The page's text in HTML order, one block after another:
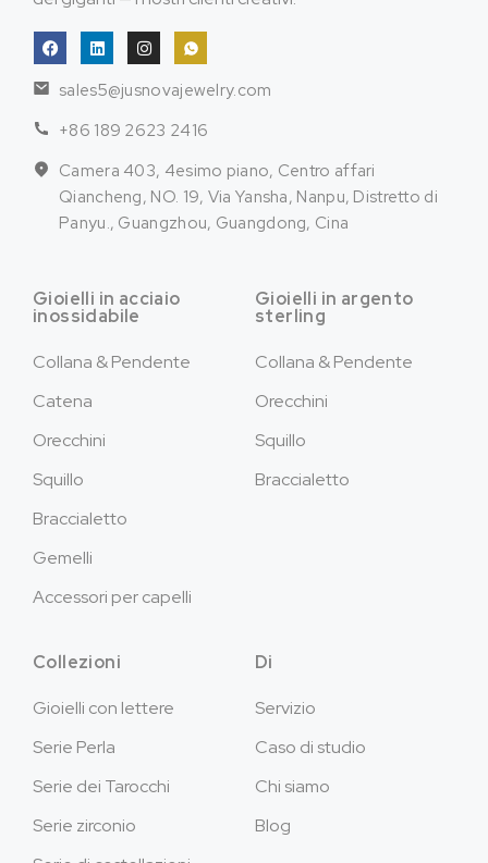
sales5@jusnovajewelry.com
+86 189 2623 2416
Camera 403, 4esimo piano, Centro affari
Qiancheng, NO. 19, Via Yansha, Nanpu, Distretto di
Panyu., Guangzhou, Guangdong, Cina
Gioielli in acciaio
inossidabile
Collana & Pendente
Catena
Orecchini
Squillo
Braccialetto
Gemelli
Accessori per capelli
Gioielli in argento
sterling
Collana & Pendente
Orecchini
Squillo
Braccialetto
Collezioni
Gioielli con lettere
Serie Perla
Serie dei Tarocchi
Serie zirconio
Di
Servizio
Caso di studio
Chi siamo
Blog